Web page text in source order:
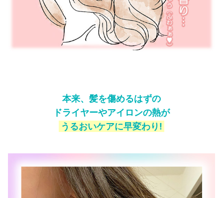
本来、髪を傷めるはずの
ドライヤーやアイロンの熱が
うるおいケアに早変わり!